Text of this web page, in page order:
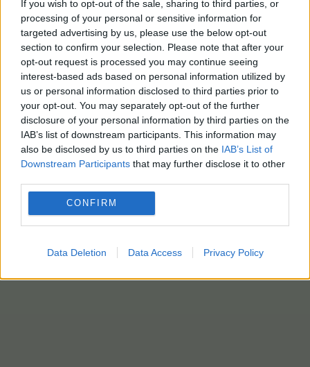
If you wish to opt-out of the sale, sharing to third parties, or
processing of your personal or sensitive information for
targeted advertising by us, please use the below opt-out
section to confirm your selection. Please note that after your
opt-out request is processed you may continue seeing
interest-based ads based on personal information utilized by
us or personal information disclosed to third parties prior to
your opt-out. You may separately opt-out of the further
disclosure of your personal information by third parties on the
IAB’s list of downstream participants. This information may
also be disclosed by us to third parties on the IAB’s List of
Downstream Participants that may further disclose it to other
CONFIRM
Data Deletion Data Access Privacy Policy